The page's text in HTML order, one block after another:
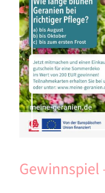
Gewinnspiel